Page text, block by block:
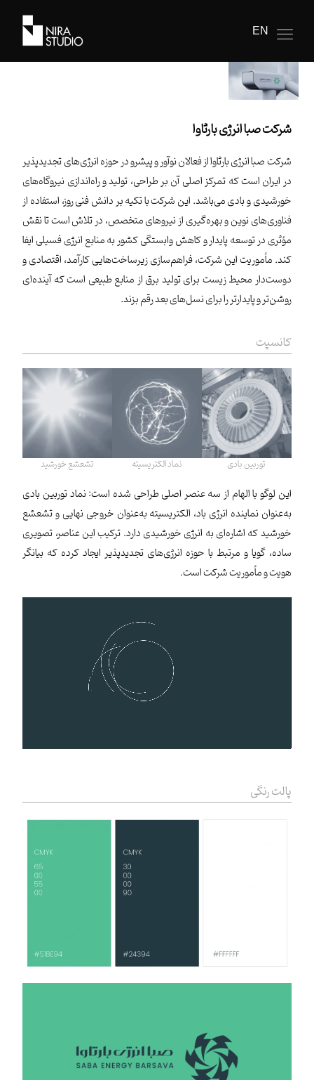
EN
شرکت صبا انرژی بارثاوا
شرکت صبا انرژی بارثاوا از فعالان نوآور و پیشرو در حوزه انرژی‌های تجدیدپذیر
در ایران است که تمرکز اصلی آن بر طراحی، تولید و راه‌اندازی نیروگاه‌های
خورشیدی و بادی می‌باشد. این شرکت با تکیه بر دانش فنی روز، استفاده از
فناوری‌های نوین و بهره‌گیری از نیروهای متخصص، در تلاش است تا نقش
مؤثری در توسعه پایدار و کاهش وابستگی کشور به منابع انرژی فسیلی ایفا
کند. مأموریت این شرکت، فراهم‌سازی زیرساخت‌هایی کارآمد، اقتصادی و
دوست‌دار محیط زیست برای تولید برق از منابع طبیعی است که آینده‌ای
روشن‌تر و پایدارتر را برای نسل‌های بعد رقم بزند.
کانسپت
توربین بادی نماد الکتریسیته تشعشع خورشید
این لوگو با الهام از سه عنصر اصلی طراحی شده است: نماد توربین بادی
به‌عنوان نماینده انرژی باد، الکتریسیته به‌عنوان خروجی نهایی و تشعشع
خورشید که اشاره‌ای به انرژی خورشیدی دارد. ترکیب این عناصر، تصویری
ساده، گویا و مرتبط با حوزه انرژی‌های تجدیدپذیر ایجاد کرده که بیانگر
هویت و مأموریت شرکت است.
پالت رنگی